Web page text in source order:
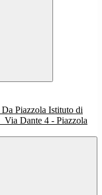
Istituto di
Via Dante 4 - Piazzola